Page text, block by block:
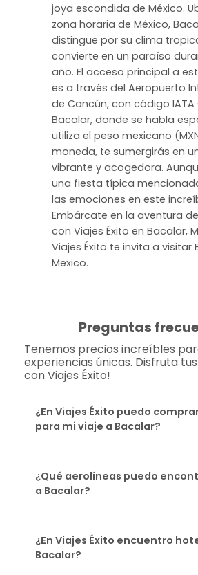
joya escondida de México.
zona horaria de México,
distingue por su clima
convierte en un paraíso
año. El acceso principal a
es a través del Aeropuerto
de Cancún, con código IATA
Bacalar, donde se habla
utiliza el peso mexicano
moneda, te sumergirás en
vibrante y acogedora.
una fiesta típica
las emociones en este
Embárcate en la aventura
con Viajes Éxito en Bacalar,
Viajes Éxito te invita a visitar
Mexico.
Preguntas
Tenemos precios increíbles
experiencias únicas. Disfruta
con Viajes Éxito!
¿En Viajes Éxito puedo
para mi viaje a Bacalar?
¿Qué aerolíneas puedo
a Bacalar?
¿En Viajes Éxito encuentro
Bacalar?